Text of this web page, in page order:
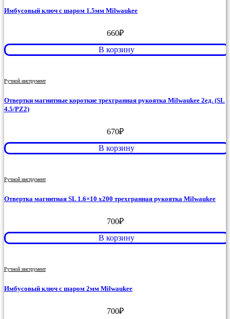
Имбусовый ключ с шаром 1.5мм Milwaukee
660₽
В корзину
Ручной инструмент
Отвертки магнитные короткие трехгранная рукоятка Milwaukee 2ед. (SL
4.5/PZ2)
670₽
В корзину
Ручной инструмент
Отвертка магнитная SL 1.6×10 x200 трехгранная рукоятка Milwaukee
700₽
В корзину
Ручной инструмент
Имбусовый ключ с шаром 2мм Milwaukee
700₽